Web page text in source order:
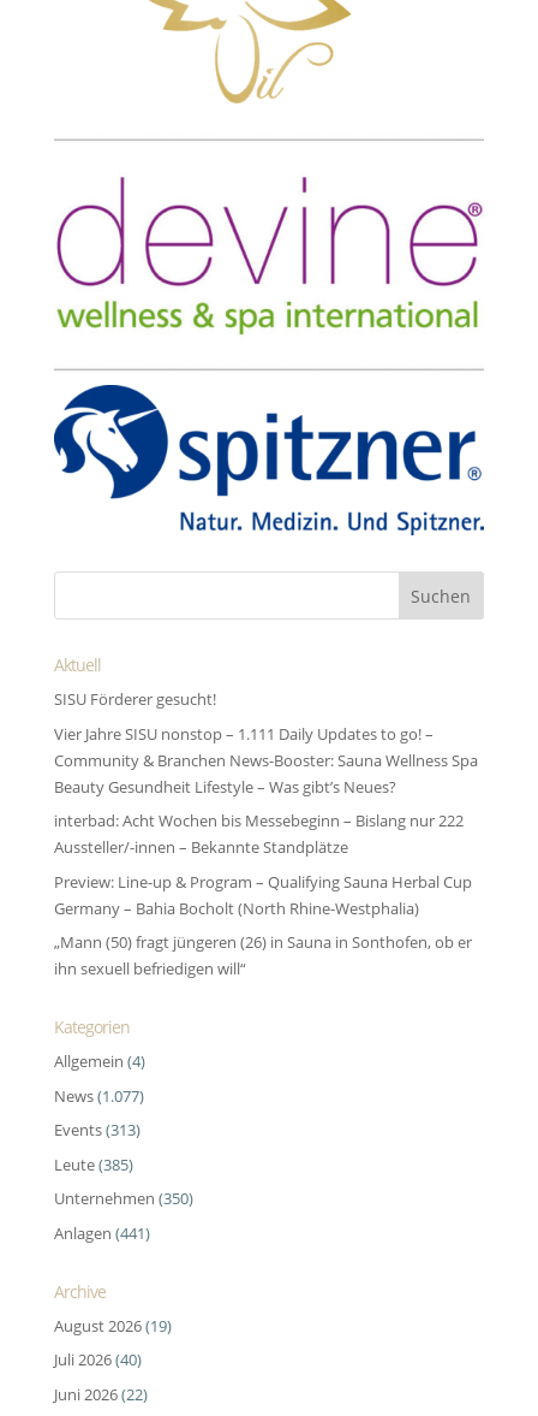
Aktuell
SISU Förderer gesucht!
Vier Jahre SISU nonstop – 1.111 Daily Updates to go! –
Community & Branchen News-Booster: Sauna Wellness Spa
Beauty Gesundheit Lifestyle – Was gibt’s Neues?
interbad: Acht Wochen bis Messebeginn – Bislang nur 222
Aussteller/-innen – Bekannte Standplätze
Preview: Line-up & Program – Qualifying Sauna Herbal Cup
Germany – Bahia Bocholt (North Rhine-Westphalia)
„Mann (50) fragt jüngeren (26) in Sauna in Sonthofen, ob er
ihn sexuell befriedigen will“
Kategorien
Allgemein (4)
News(1.077)
Events(313)
Leute(385)
Unternehmen (350)
Anlagen (441)
Archive
August 2026(19)
Juli 2026(40)
Juni 2026(22)